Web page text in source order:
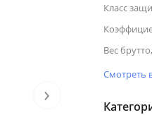
›
Класс
Вес
Смотреть